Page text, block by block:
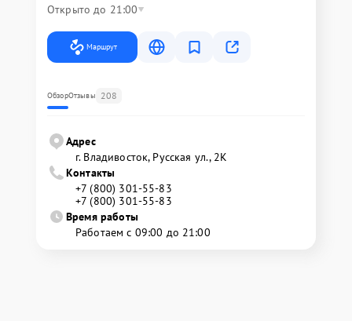
Открыто до 21:00
Маршрут
ОбзорОтзывы 208
Адрес
г. Владивосток, Русская ул., 2К
Контакты
+7 (800) 301-55-83
+7 (800) 301-55-83
Время работы
Работаем с 09:00 до 21:00